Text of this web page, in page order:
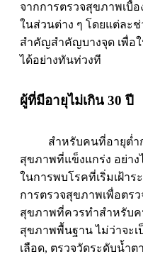
จากการตรวจสุขภาพเบื้
ในส่วนต่าง ๆ โดยแต่ละ
สำคัญสำคัญบางจุด เพื่อ
ได้อย่างทันท่วงที
ผู้ที่มีอายุไม่เกิน 30 ปี
สำหรับคนที่อายุต่ำก
สุขภาพที่แข็งแกร่ง อย่าง
ในการพบโรคที่เริ่มเฝ้า
การตรวจสุขภาพเพื่อตร
สุขภาพที่ควรทำสำหรับค
สุขภาพพื้นฐาน ไม่ว่าจะ
เลือด, ตรวจวัดระดับน้ำ